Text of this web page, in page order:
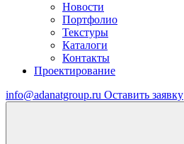
Новости
Портфолио
Текстуры
Каталоги
Контакты
Проектирование
info@adanatgroup.ru Оставить заявку